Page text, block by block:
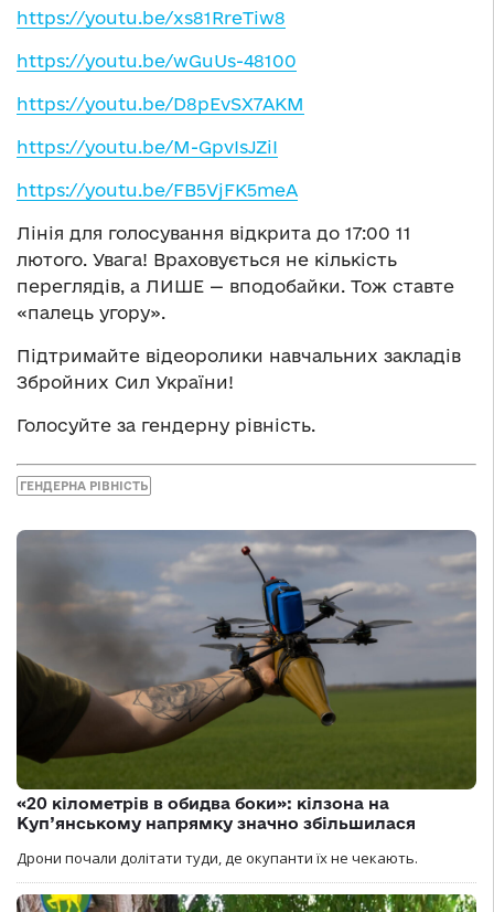
https://youtu.be/xs81RreTiw8
https://youtu.be/wGuUs-48100
https://youtu.be/D8pEvSX7AKM
https://youtu.be/M-GpvIsJZiI
https://youtu.be/FB5VjFK5meA
Лінія для голосування відкрита до 17:00 11
лютого. Увага! Враховується не кількість
переглядів, а ЛИШЕ — вподобайки. Тож ставте
«палець угору».
Підтримайте відеоролики навчальних закладів
Збройних Сил України!
Голосуйте за гендерну рівність.
ГЕНДЕРНА РІВНІСТЬ
«20 кілометрів в обидва боки»: кілзона на
Куп’янському напрямку значно збільшилася
Дрони почали долітати туди, де окупанти їх не чекають.